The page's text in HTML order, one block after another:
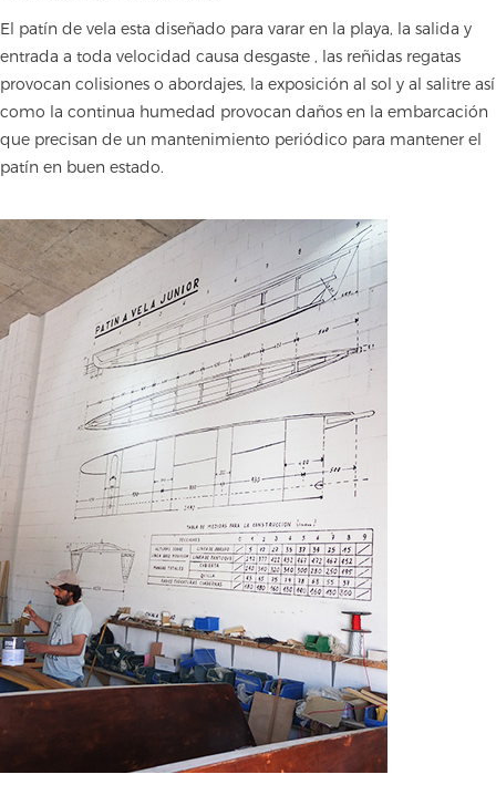
El patín de vela esta diseñado para varar en la playa, la salida y
entrada a toda velocidad causa desgaste , las reñidas regatas
provocan colisiones o abordajes, la exposición al sol y al salitre así
como la continua humedad provocan daños en la embarcación
que precisan de un mantenimiento periódico para mantener el
patín en buen estado.